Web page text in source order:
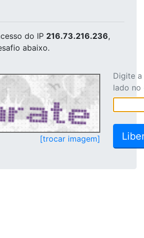
do IP 216.73.216.236,
abaixo.
[trocar imagem]
Digite
lado no